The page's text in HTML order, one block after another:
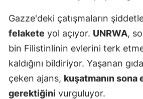
Gazze'deki çatışmaların
felakete yol açıyor. UNRWA,
bin Filistinlinin evlerini terk
kaldığını bildiriyor. Yaşanan
çeken ajans, kuşatmanın sona
gerektiğini vurguluyor.